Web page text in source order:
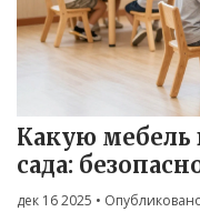
Связаться
© 2026. Все права
Какую мебель
сада:
возрастные
дек 16 2025 •